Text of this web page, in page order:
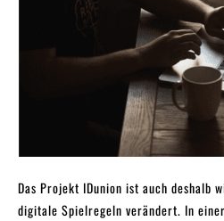
Das Projekt IDunion ist auch deshalb
digitale Spielregeln verändert. In